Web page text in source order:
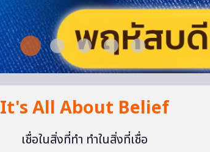
It's All About Belief
เชื่อในสิ่งที่ทำ ทำในสิ่งที่เชื่อ